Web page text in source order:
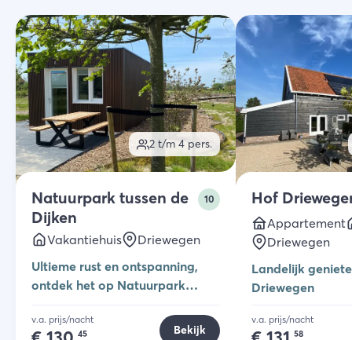
2 t/m 4 pers.
Natuurpark tussen de
Dijken
10
Vakantiehuis
Driewegen
Ultieme rust en ontspanning,
ontdek het op Natuurpark
v.a. prijs/nacht
45 Bekijk
Hof
Appartement
Driewegen
Landelijk
Driewegen
v.a. prijs/nacht
58